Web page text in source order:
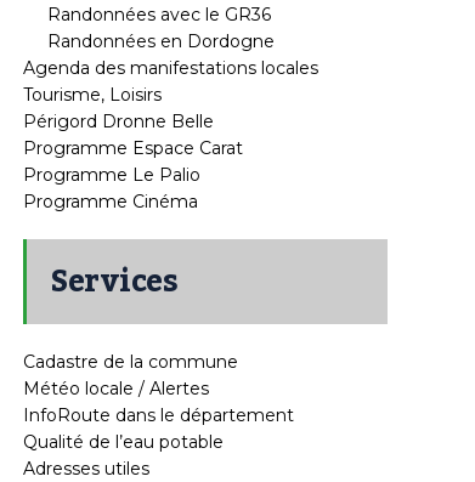
Randonnées avec le GR36
Randonnées en Dordogne
Agenda des manifestations locales
Tourisme, Loisirs
Périgord Dronne Belle
Programme Espace Carat
Programme Le Palio
Programme Cinéma
Services
Cadastre de la commune
Météo locale / Alertes
InfoRoute dans le département
Qualité de l’eau potable
Adresses utiles